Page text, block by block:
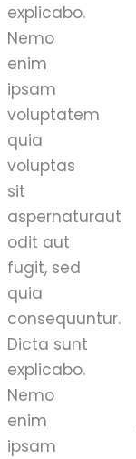
explicabo.
Nemo
enim
ipsam
voluptatem
quia
voluptas
sit
aspernaturaut
odit aut
fugit, sed
quia
consequuntur.
Dicta sunt
explicabo.
Nemo
enim
ipsam